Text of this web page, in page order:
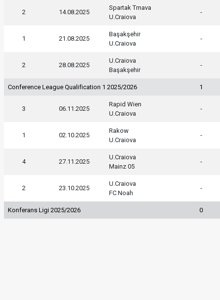
2 14.08.2025
Spartak Trnava
U.Craiova
-
1 21.08.2025
Başakşehir
U.Craiova
-
2 28.08.2025
U.Craiova
Başakşehir
-
Conference League Qualification 1 2025/2026 1
3 06.11.2025
Rapid Wien
U.Craiova
-
1 02.10.2025
Rakow
U.Craiova
-
4 27.11.2025
U.Craiova
Mainz 05
-
2 23.10.2025
U.Craiova
FC Noah
-
Konferans Ligi 2025/2026 0